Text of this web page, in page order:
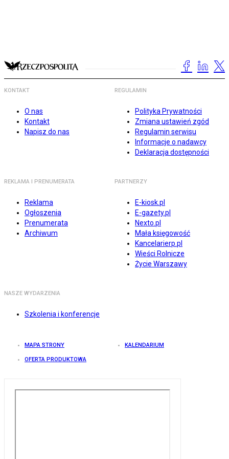
KONTAKT
O nas
Kontakt
Napisz do nas
REGULAMIN
Polityka Prywatności
Zmiana ustawień zgód
Regulamin serwisu
Informacje o nadawcy
Deklaracja dostępności
REKLAMA I PRENUMERATA
Reklama
Ogłoszenia
Prenumerata
Archiwum
PARTNERZY
E-kiosk.pl
E-gazety.pl
Nexto.pl
Mała księgowość
Kancelarierp.pl
Wieści Rolnicze
Życie Warszawy
NASZE WYDARZENIA
Szkolenia i konferencje
MAPA STRONY KALENDARIUM
OFERTA PRODUKTOWA